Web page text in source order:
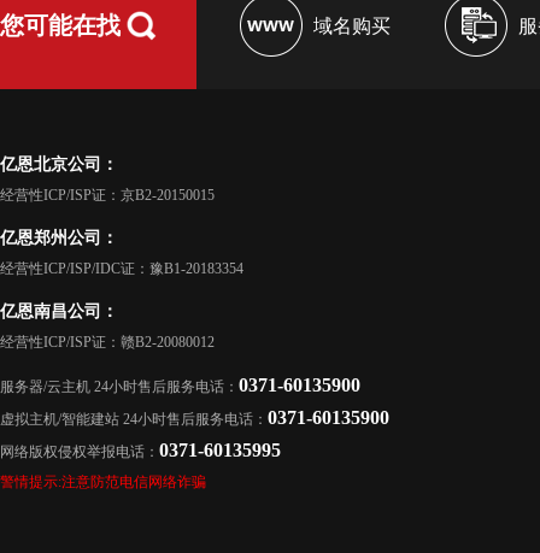
您可能在找 域名购买
亿恩北京公司：
经营性ICP/ISP证：京B2-20150015
亿恩郑州公司：
经营性ICP/ISP/IDC证：豫B1-20183354
亿恩南昌公司：
经营性ICP/ISP证：赣B2-20080012
服务器/云主机 24小时售后服务电话： 0371-60135900
虚拟主机/智能建站 24小时售后服务电话： 0371-60135900
网络版权侵权举报电话： 0371-60135995
警情提示:注意防范电信网络诈骗